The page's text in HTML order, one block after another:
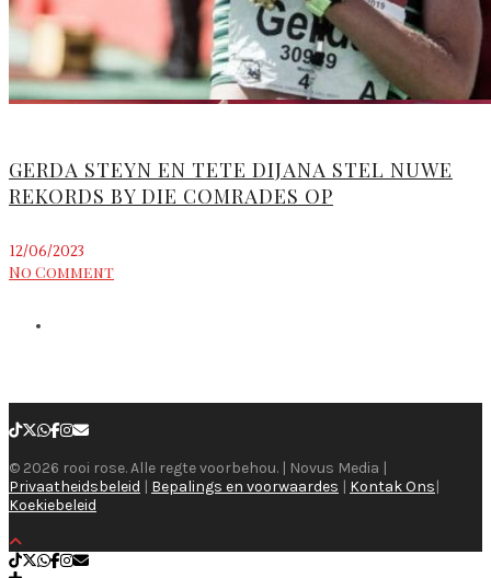
GERDA STEYN EN TETE DIJANA STEL NUWE
REKORDS BY DIE COMRADES OP
12/06/2023
No Comment
© 2026 rooi rose. Alle regte voorbehou. | Novus Media |
Privaatheidsbeleid | Bepalings en voorwaardes | Kontak Ons|
Koekiebeleid